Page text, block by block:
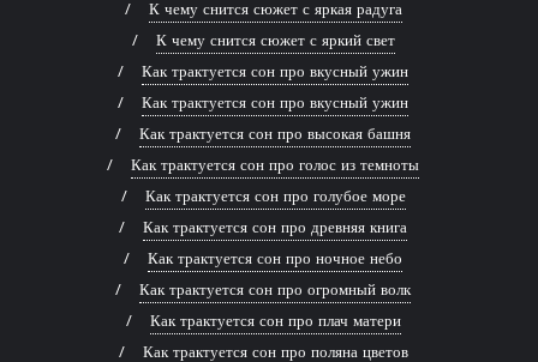
К чему снится сюжет с яркая радуга
К чему снится сюжет с яркий свет
Как трактуется сон про вкусный ужин
Как трактуется сон про вкусный ужин
Как трактуется сон про высокая башня
Как трактуется сон про голос из темноты
Как трактуется сон про голубое море
Как трактуется сон про древняя книга
Как трактуется сон про ночное небо
Как трактуется сон про огромный волк
Как трактуется сон про плач матери
Как трактуется сон про поляна цветов